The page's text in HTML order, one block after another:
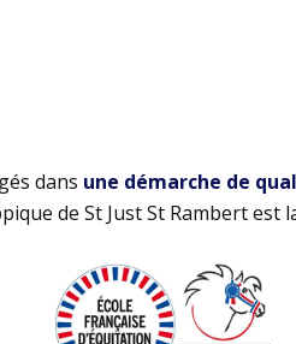
dans une démarche de
de St Just St Rambert est